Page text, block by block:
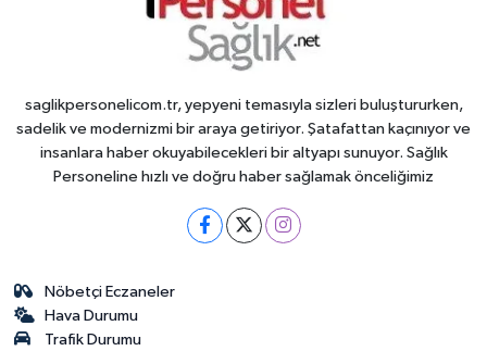
saglikpersonelicom.tr, yepyeni temasıyla sizleri buluştururken,
sadelik ve modernizmi bir araya getiriyor. Şatafattan kaçınıyor ve
insanlara haber okuyabilecekleri bir altyapı sunuyor. Sağlık
Personeline hızlı ve doğru haber sağlamak önceliğimiz
Nöbetçi Eczaneler
Hava Durumu
Trafik Durumu